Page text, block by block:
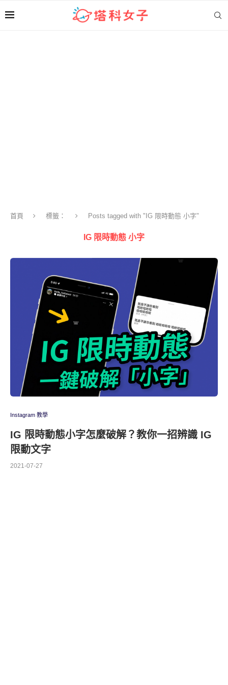
首頁 標籤： Posts tagged with "IG 限時動態 小字"
IG 限時動態 小字
Instagram 教學
IG 限時動態小字怎麼破解？教你一招辨識 IG
限動文字
2021-07-27